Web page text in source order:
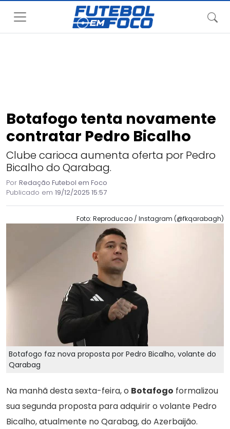
Botafogo tenta novamente
contratar Pedro Bicalho
Clube carioca aumenta oferta por Pedro
Bicalho do Qarabag.
Por Redação Futebol em Foco
Publicado em 19/12/2025 15:57
Foto: Reproducao / Instagram (@fkqarabagh)
Botafogo faz nova proposta por Pedro Bicalho, volante do
Qarabag
Na manhã desta sexta-feira, o Botafogo formalizou
sua segunda proposta para adquirir o volante Pedro
Bicalho, atualmente no Qarabag, do Azerbaijão.